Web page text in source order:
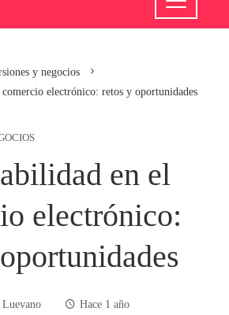
y negocios
electrónico: retos y oportunidades
en el
electrónico:
Hace 1 año